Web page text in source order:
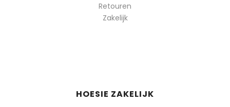
Retouren
Zakelijk
HOESIE ZAKELIJK